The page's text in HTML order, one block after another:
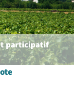
participatif